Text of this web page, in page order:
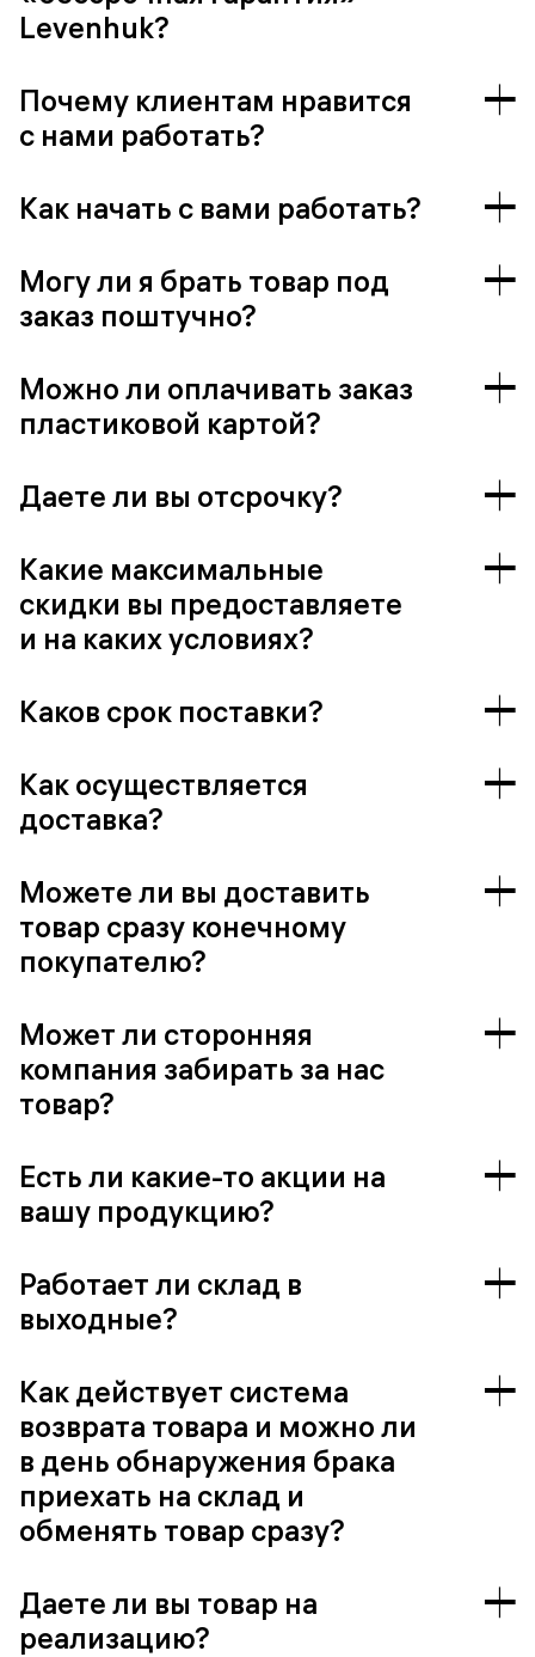
Levenhuk?
Почему клиентам нравится
с нами работать?
Как начать с вами работать?
Могу ли я брать товар под
заказ поштучно?
Можно ли оплачивать заказ
пластиковой картой?
Даете ли вы отсрочку?
Какие максимальные
скидки вы предоставляете
и на каких условиях?
Каков срок поставки?
Как осуществляется
доставка?
Можете ли вы доставить
товар сразу конечному
покупателю?
Может ли сторонняя
компания забирать за нас
товар?
Есть ли какие-то акции на
вашу продукцию?
Работает ли склад в
выходные?
Как действует система
возврата товара и можно ли
в день обнаружения брака
приехать на склад и
обменять товар сразу?
Даете ли вы товар на
реализацию?